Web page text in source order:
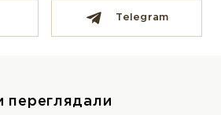
Telegram
переглядали